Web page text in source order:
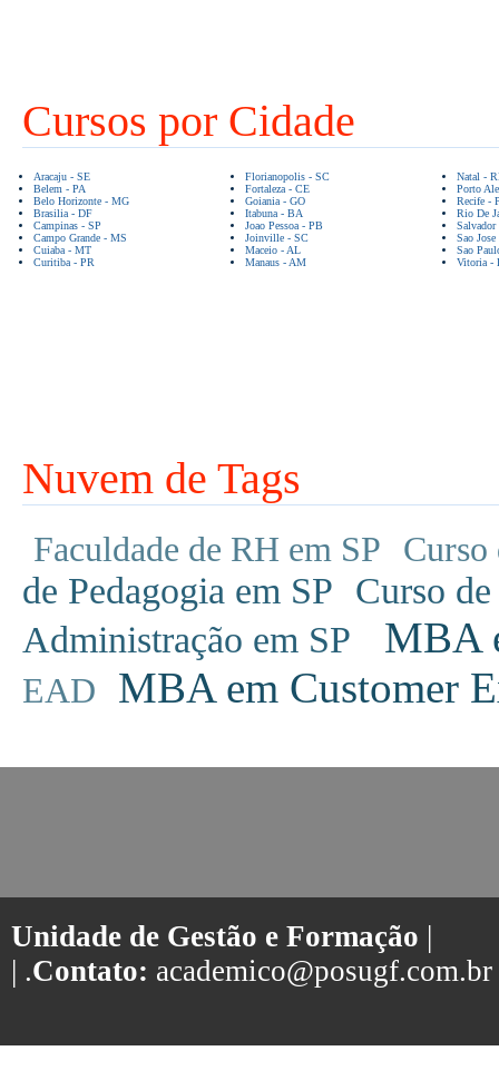
Cursos por Cidade
Aracaju - SE
Belem - PA
Belo Horizonte - MG
Brasilia - DF
Campinas - SP
Campo Grande - MS
Cuiaba - MT
Curitiba - PR
Florianopolis - SC
Fortaleza - CE
Goiania - GO
Itabuna - BA
Joao Pessoa - PB
Joinville - SC
Maceio - AL
Manaus - AM
Natal -
Porto
Recife -
Rio De
Sao
Sao
Vitoria -
Nuvem de Tags
Faculdade de RH em SP Curso
de Pedagogia em SP Curso
Administração em SP
MBA
EAD MBA em Customer
Unidade de Gestão e Formação |
| .Contato: academico@posugf.com.br